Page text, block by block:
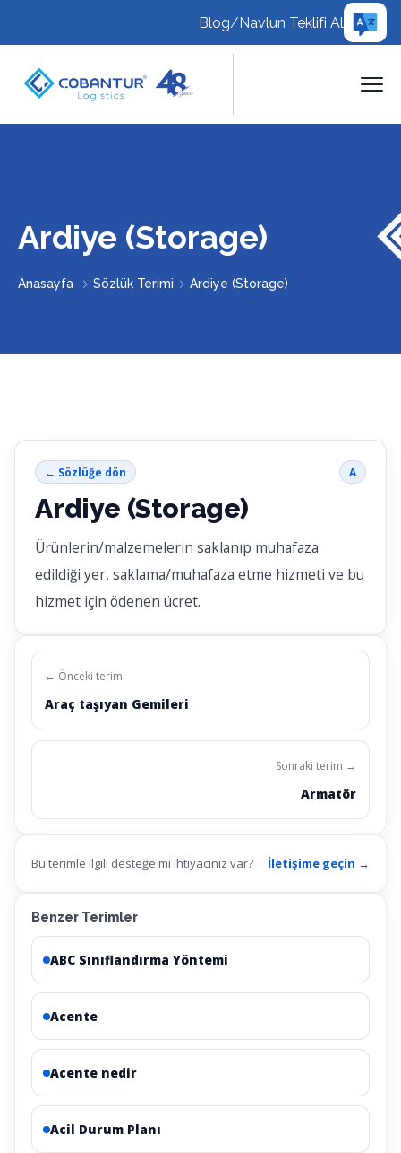
Blog/Navlun Teklifi Al
Ardiye (Storage)
Anasayfa Sözlük Terimi Ardiye (Storage)
← Sözlüğe dön A
Ardiye (Storage)
Ürünlerin/malzemelerin saklanıp muhafaza
edildiği yer, saklama/muhafaza etme hizmeti ve bu
hizmet için ödenen ücret.
← Önceki terim
Araç taşıyan Gemileri
Sonraki terim →
Armatör
Bu terimle ilgili desteğe mi ihtiyacınız var? İletişime geçin →
Benzer Terimler
ABC Sınıflandırma Yöntemi
Acente
Acente nedir
Acil Durum Planı